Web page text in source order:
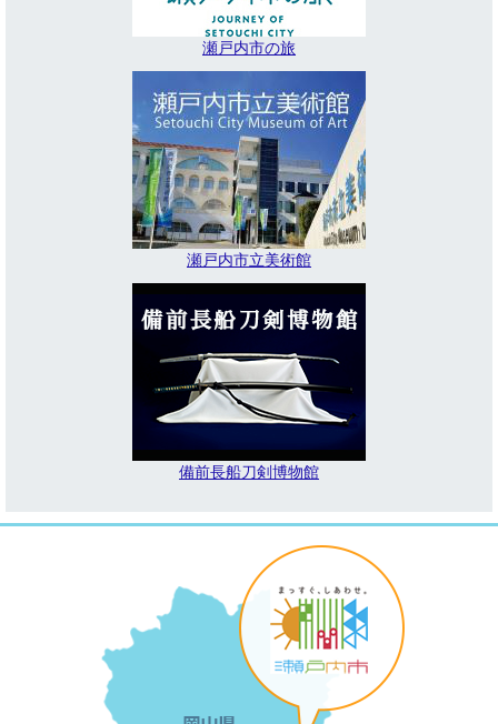
瀬戸内市の旅
瀬戸内市立美術館
備前長船刀剣博物館